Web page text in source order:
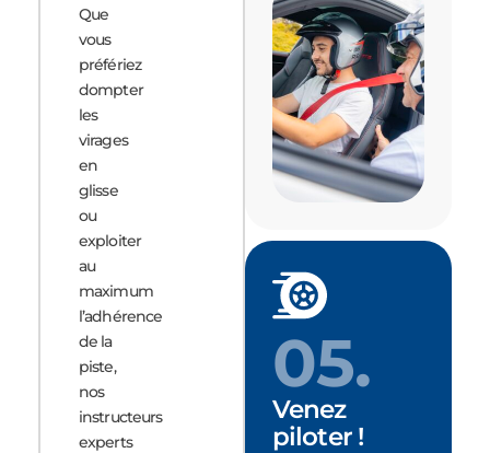
Que
vous
préfériez
dompter
les
virages
en
glisse
ou
exploiter
au
maximum
l’adhérence
de la
piste,
nos
instructeurs
experts
05.
Venez
piloter !